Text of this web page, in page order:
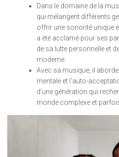
Dans le domaine de la
qui mélangent différents
offrir une sonorité unique
a été acclamé pour ses
de sa lutte personnelle et
moderne.
Avec sa musique, il
mentale et l’auto-
d’une génération qui
monde complexe et